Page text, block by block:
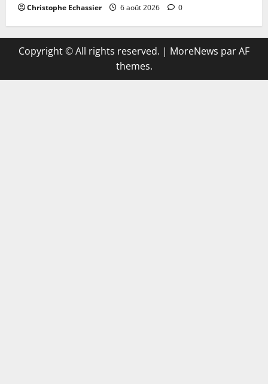
Christophe Echassier 6 août 2026 0
Copyright © All rights reserved. | MoreNews par AF
themes.